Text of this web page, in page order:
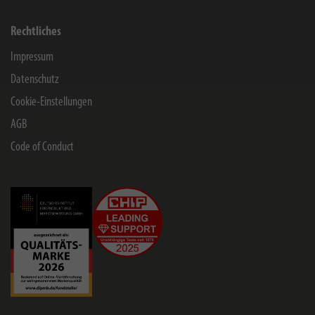
Rechtliches
Impressum
Datenschutz
Cookie-Einstellungen
AGB
Code of Conduct